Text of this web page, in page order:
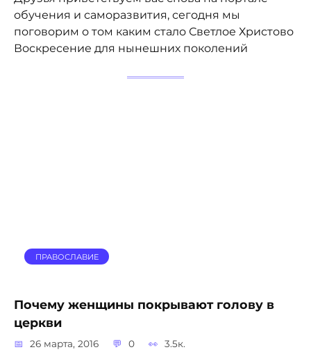
обучения и саморазвития, сегодня мы
поговорим о том каким стало Светлое Христово
Воскресение для нынешних поколений
ПРАВОСЛАВИЕ
Почему женщины покрывают голову в
церкви
26 марта, 2016 0 3.5к.